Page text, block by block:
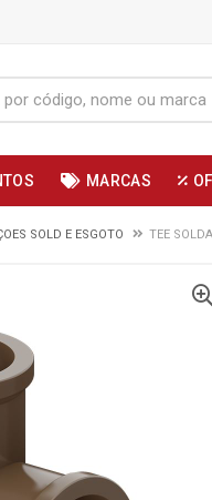
MARCAS
SOLD E ESGOTO TEE